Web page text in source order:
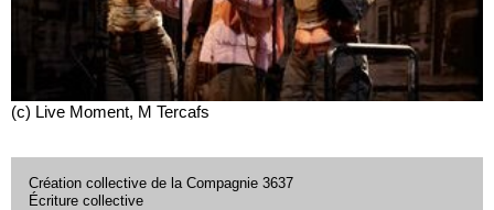
(c) Live Moment, M Tercafs
Création collective de la Compagnie 3637
Écriture collective